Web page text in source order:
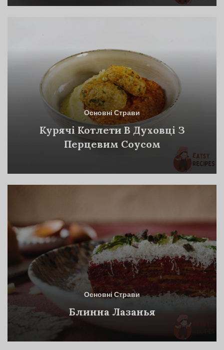
Основні Страви
Курячі Котлети В Духовці З
Перцевим Соусом
Основні Страви
Блинна Лазанья